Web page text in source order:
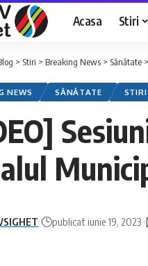
Acasa Stiri
> Stiri > Breaking News > Sănătate >
NEWS SĂNĂTATE STIRI
publicat iunie 19, 2023